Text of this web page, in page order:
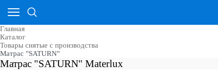
Главная
Каталог
Товары снятые с производства
Матрас "SATURN"
Матрас "SATURN" Materlux